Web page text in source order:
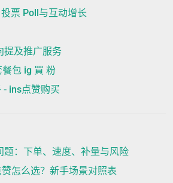
票 Poll与互动增长
提及推广服务
包 ig 買 粉
- ins点赞购买
：下单、速度、补量与风险
怎么选？新手场景对照表